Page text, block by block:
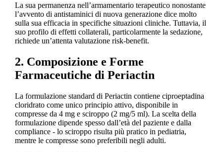
La sua permanenza nell’armamentario terapeutico nonostante
l’avvento di antistaminici di nuova generazione dice molto
sulla sua efficacia in specifiche situazioni cliniche. Tuttavia, il
suo profilo di effetti collaterali, particolarmente la sedazione,
richiede un’attenta valutazione risk-benefit.
2. Composizione e Forme
Farmaceutiche di Periactin
La formulazione standard di Periactin contiene ciproeptadina
cloridrato come unico principio attivo, disponibile in
compresse da 4 mg e sciroppo (2 mg/5 ml). La scelta della
formulazione dipende spesso dall’età del paziente e dalla
compliance - lo sciroppo risulta più pratico in pediatria,
mentre le compresse sono preferibili negli adulti.